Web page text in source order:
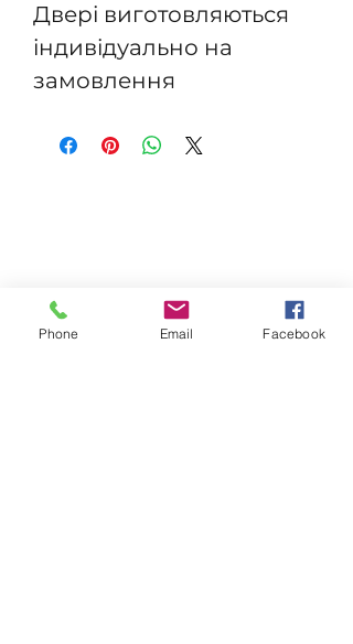
Двері виготовляються
індивідуально на
замовлення
Phone Email Facebook